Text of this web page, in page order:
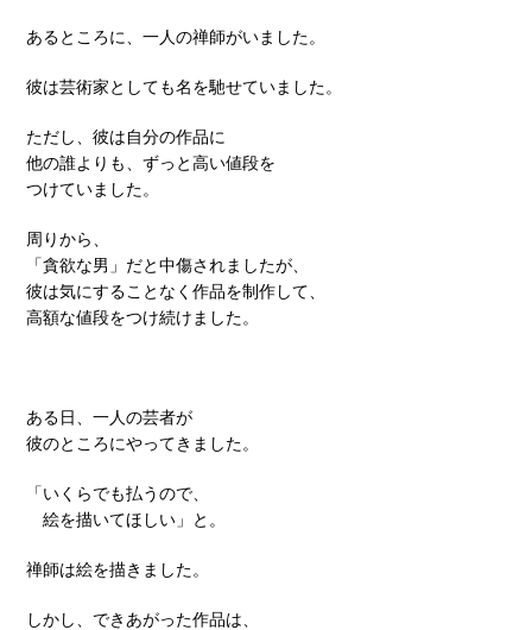
あるところに、一人の禅師がいました。
彼は芸術家としても名を馳せていました。
ただし、彼は自分の作品に
他の誰よりも、ずっと高い値段を
つけていました。
周りから、
「貪欲な男」だと中傷されましたが、
彼は気にすることなく作品を制作して、
高額な値段をつけ続けました。
ある日、一人の芸者が
彼のところにやってきました。
「いくらでも払うので、
絵を描いてほしい」と。
禅師は絵を描きました。
しかし、できあがった作品は、